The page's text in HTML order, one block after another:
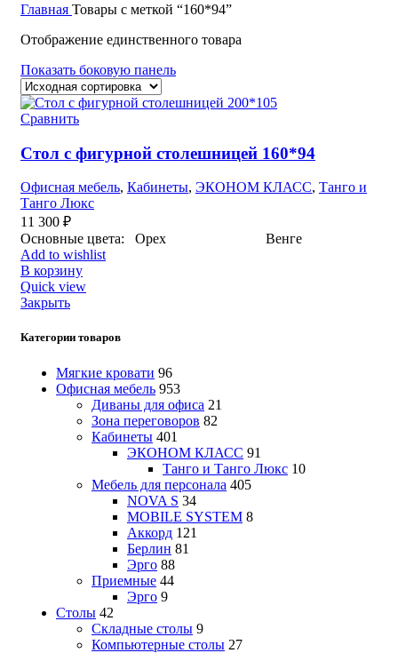
Закрыть
Категории товаров
Мягкие кровати 96
Офисная мебель 953
Диваны для офиса 21
Зона переговоров 82
Кабинеты 401
ЭКОНОМ КЛАСС 91
Танго и Танго Люкс 10
Мебель для персонала 405
NOVA S 34
MOBILE SYSTEM 8
Аккорд 121
Берлин 81
Эрго 88
Приемные 44
Эрго 9
Столы 42
Складные столы 9
Компьютерные столы 27
Главная Товары с меткой “160*94”
Отображение единственного товара
Показать боковую панель
Сравнить
Стол с фигурной столешницей 160*94
Офисная мебель, Кабинеты, ЭКОНОМ КЛАСС, Танго и
Танго Люкс
11 300 ₽
Основные цвета: Орех Венге
Add to wishlist
В корзину
Quick view